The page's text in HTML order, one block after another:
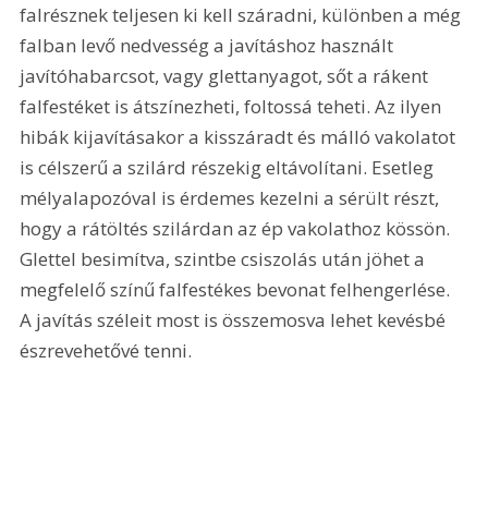
falrésznek teljesen ki kell száradni, különben a még
falban levő nedvesség a javításhoz használt
javítóhabarcsot, vagy glettanyagot, sőt a rákent
falfestéket is átszínezheti, foltossá teheti. Az ilyen
hibák kijavításakor a kisszáradt és málló vakolatot
is célszerű a szilárd részekig eltávolítani. Esetleg
mélyalapozóval is érdemes kezelni a sérült részt,
hogy a rátöltés szilárdan az ép vakolathoz kössön.
Glettel besimítva, szintbe csiszolás után jöhet a
megfelelő színű falfestékes bevonat felhengerlése.
A javítás széleit most is összemosva lehet kevésbé
észrevehetővé tenni.